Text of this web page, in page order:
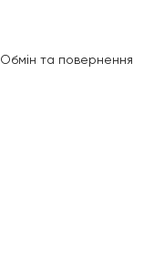
Обмін та повернення